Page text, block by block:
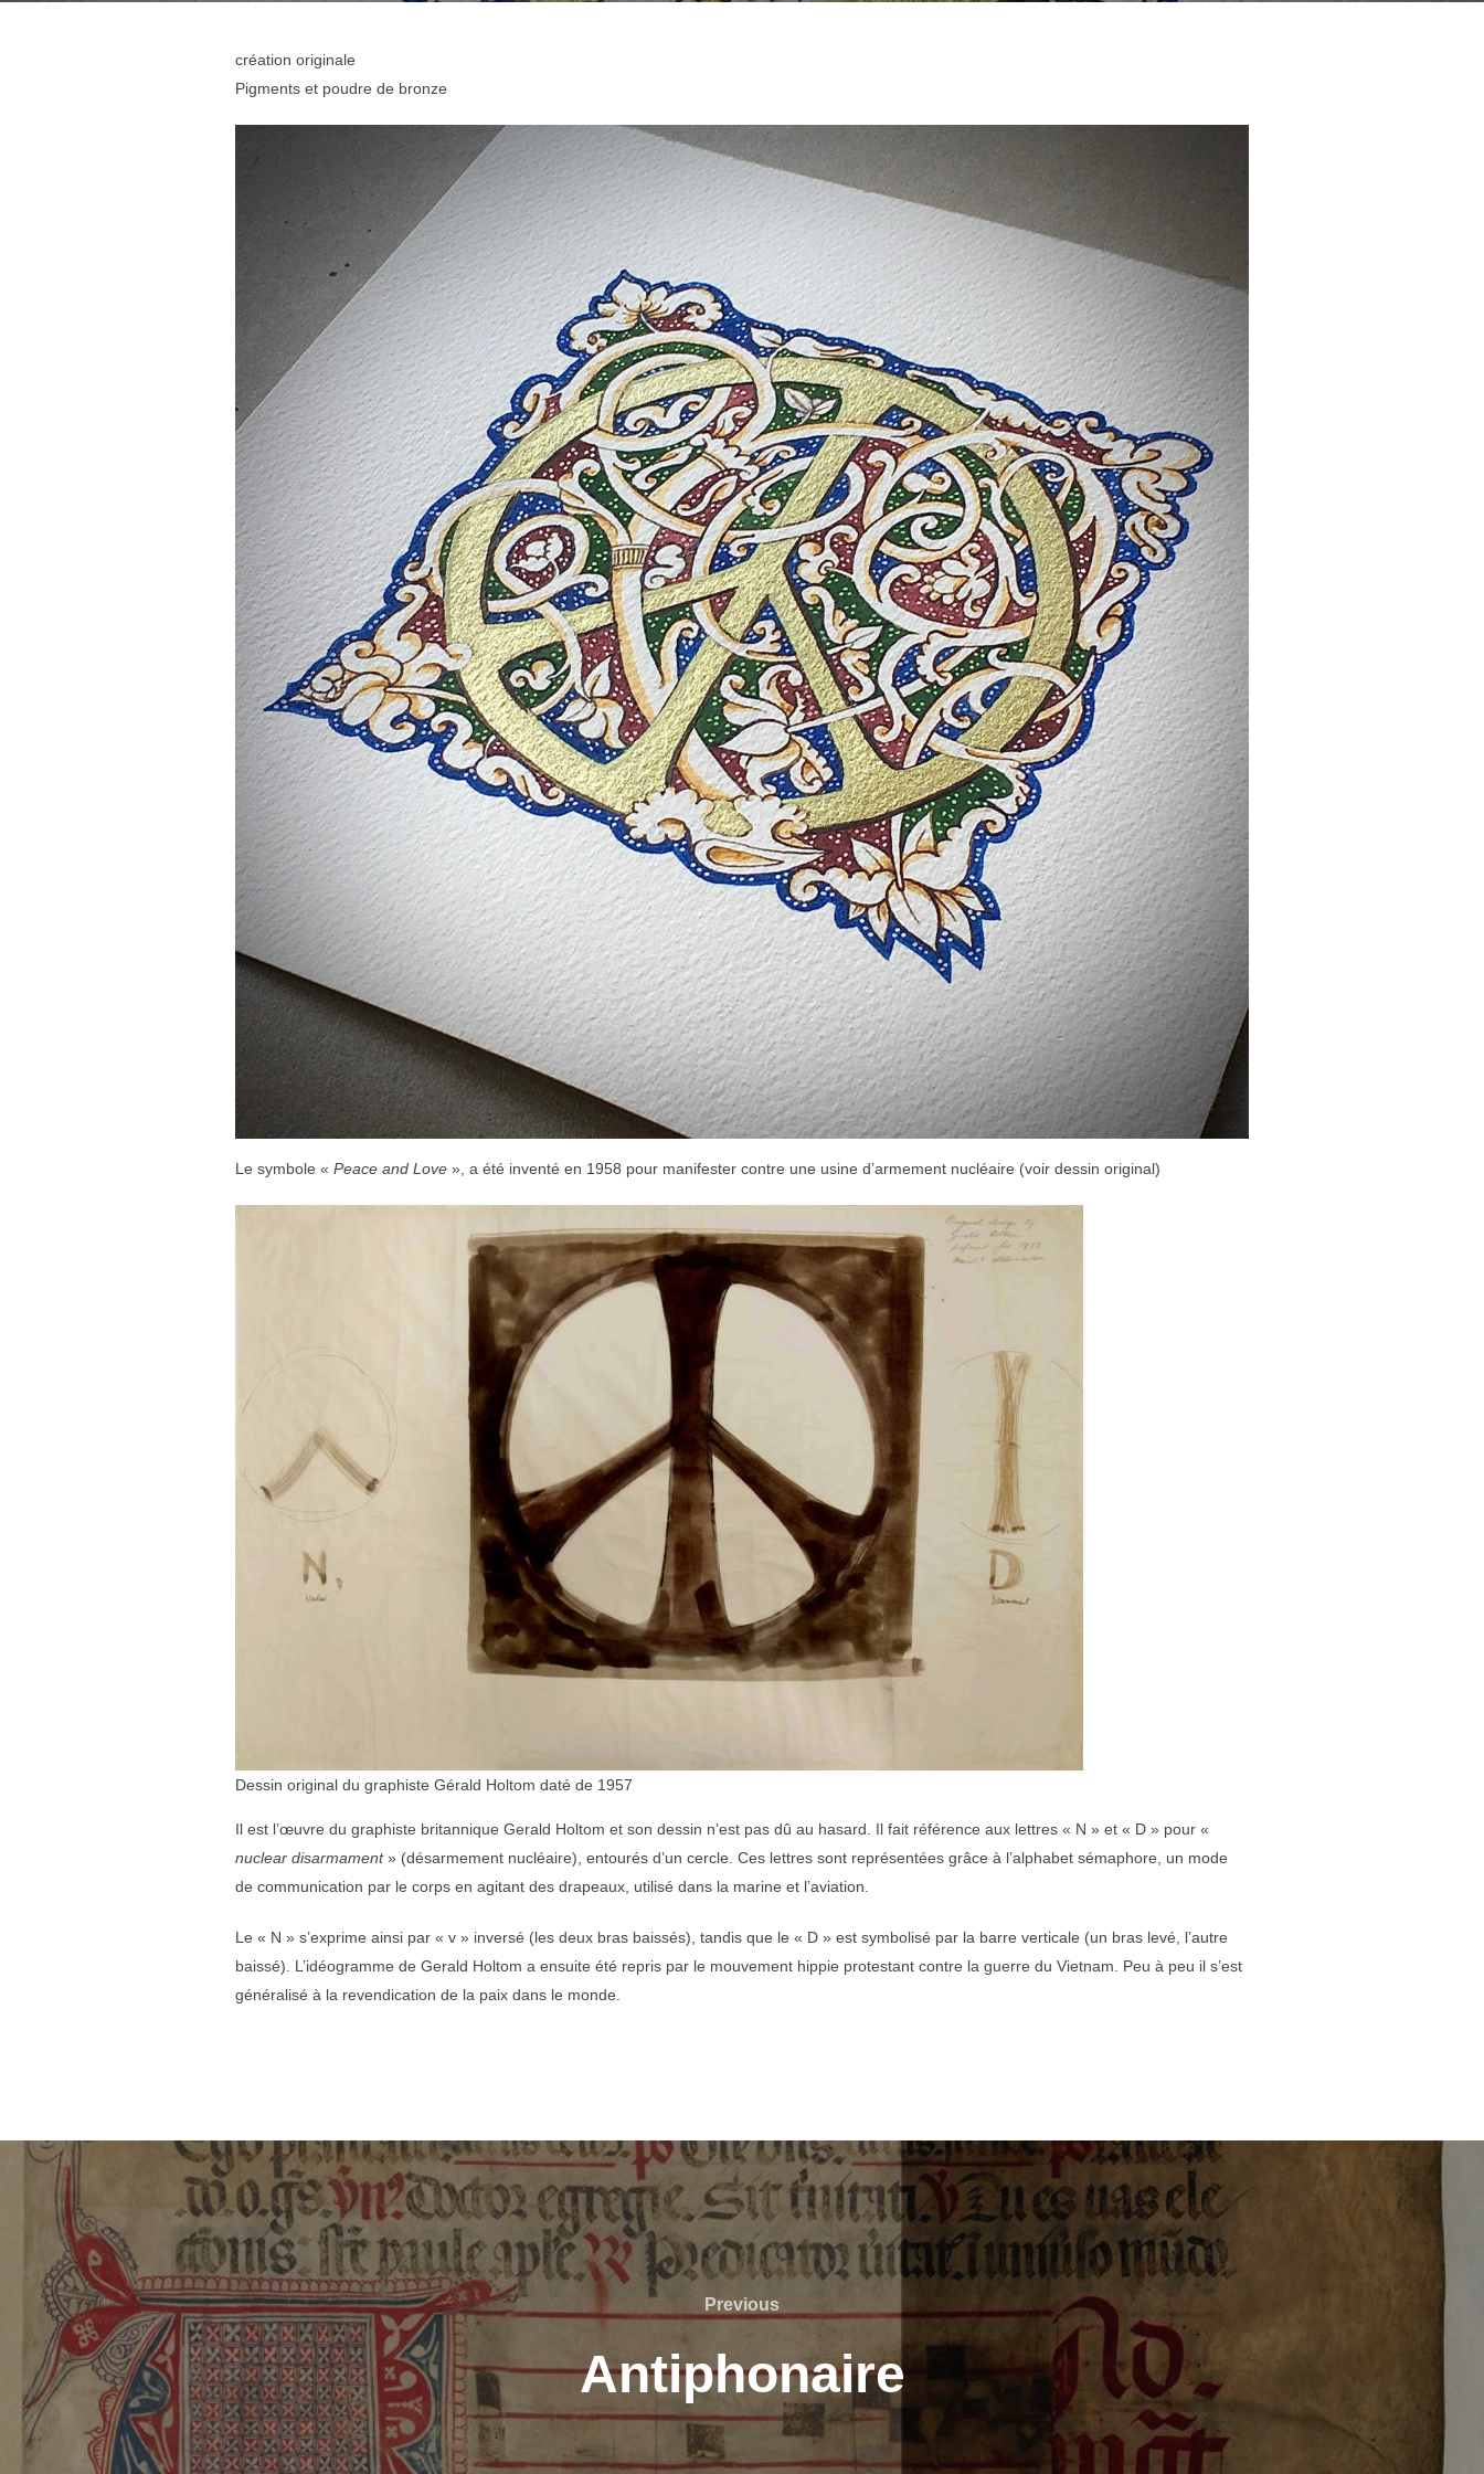
création originale
Pigments et poudre de bronze
Le symbole «Peace and Love », a été inventé en 1958 pour manifester contre une usine d’armement nucléaire (voir dessin original)
Dessin original du graphiste Gérald Holtom daté de 1957
Il est l’œuvre du graphiste britannique Gerald Holtom et son dessin n’est pas dû au hasard. Il fait référence aux lettres « N » et « D » pour «
nuclear disarmament» (désarmement nucléaire), entourés d’un cercle. Ces lettres sont représentées grâce à l’alphabet sémaphore, un mode
de communication par le corps en agitant des drapeaux, utilisé dans la marine et l’aviation.
Le « N » s’exprime ainsi par « v » inversé (les deux bras baissés), tandis que le « D » est symbolisé par la barre verticale (un bras levé, l’autre
baissé). L’idéogramme de Gerald Holtom a ensuite été repris par le mouvement hippie protestant contre la guerre du Vietnam. Peu à peu il s’est
généralisé à la revendication de la paix dans le monde.
Navigation
l’article
Previous
Previous
Antiphonaire